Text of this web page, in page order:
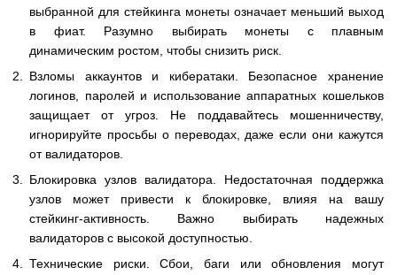
выбранной для стейкинга монеты означает меньший выход
в фиат. Разумно выбирать монеты с плавным
динамическим ростом, чтобы снизить риск.
Взломы аккаунтов и кибератаки. Безопасное хранение
логинов, паролей и использование аппаратных кошельков
защищает от угроз. Не поддавайтесь мошенничеству,
игнорируйте просьбы о переводах, даже если они кажутся
от валидаторов.
Блокировка узлов валидатора. Недостаточная поддержка
узлов может привести к блокировке, влияя на вашу
стейкинг-активность. Важно выбирать надежных
валидаторов с высокой доступностью.
Технические риски. Сбои, баги или обновления могут